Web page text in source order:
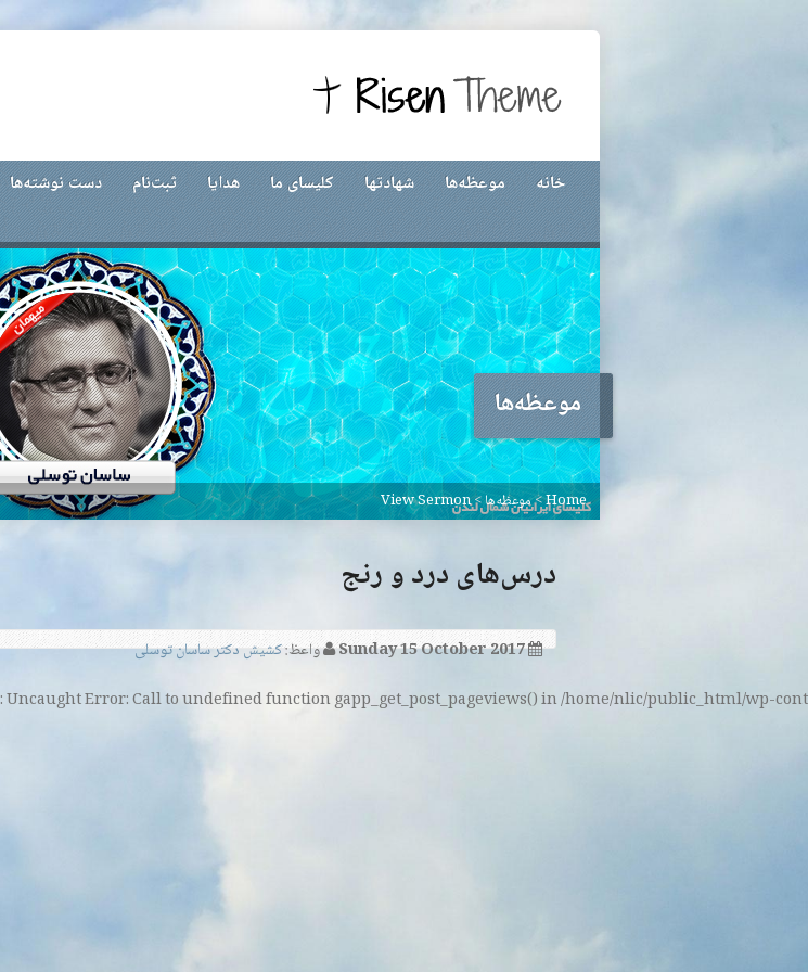
خانه موعظه‌ها شهادتها کلیسای ما هدایا ثبت‌نام دست نوشته‌ها
موعظه‌ها
Home
>موعظه‌ها>
View Sermon
درس‌های درد و رنج
Sunday 15 October 2017 واعظ:کشیش دکتر ساسان توسلی
: Uncaught Error: Call to undefined function gapp_get_post_pageviews() in /home/nlic/public_html/